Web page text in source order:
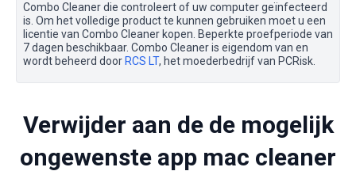
Combo Cleaner die controleert of uw computer geïnfecteerd
is. Om het volledige product te kunnen gebruiken moet u een
licentie van Combo Cleaner kopen. Beperkte proefperiode van
7 dagen beschikbaar. Combo Cleaner is eigendom van en
wordt beheerd door RCS LT, het moederbedrijf van PCRisk.
Verwijder aan de de mogelijk
ongewenste app mac cleaner